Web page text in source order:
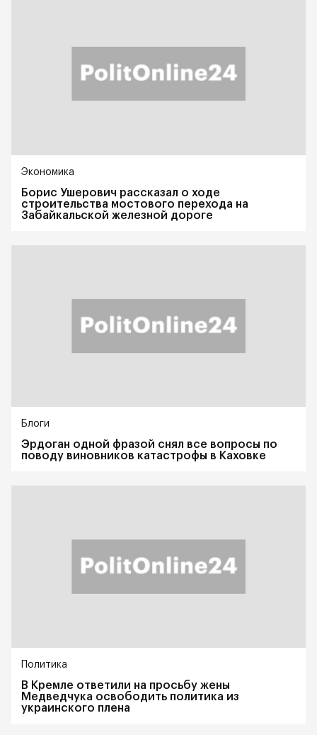
Экономика
Борис Ушерович рассказал о ходе
строительства мостового перехода на
Забайкальской железной дороге
Блоги
Эрдоган одной фразой снял все вопросы по
поводу виновников катастрофы в Каховке
Политика
В Кремле ответили на просьбу жены
Медведчука освободить политика из
украинского плена